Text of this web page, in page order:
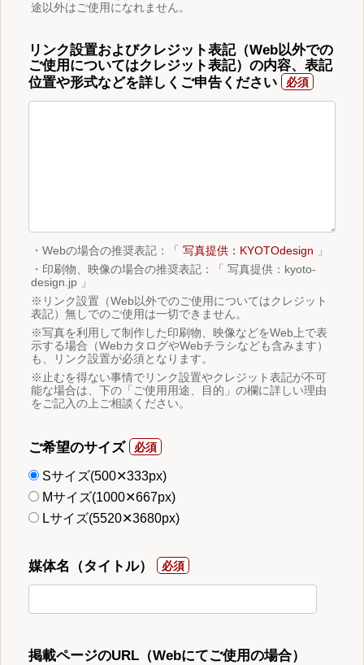
途以外はご使用になれません。
リンク設置およびクレジット表記（Web以外での
ご使用についてはクレジット表記）の内容、表記
位置や形式などを詳しくご申告ください
・Webの場合の推奨表記：「 写真提供：KYOTOdesign 」
・印刷物、映像の場合の推奨表記：「 写真提供：kyoto-
design.jp 」
※リンク設置（Web以外でのご使用についてはクレジット
表記）無しでのご使用は一切できません。
※写真を利用して制作した印刷物、映像などをWeb上で表
示する場合（WebカタログやWebチラシなども含みます）
も、リンク設置が必須となります。
※止むを得ない事情でリンク設置やクレジット表記が不可
能な場合は、下の「ご使用用途、目的」の欄に詳しい理由
をご記入の上ご相談ください。
ご希望のサイズ
Sサイズ(500✕333px)
Mサイズ(1000✕667px)
Lサイズ(5520✕3680px)
媒体名（タイトル）
掲載ページのURL（Webにてご使用の場合）